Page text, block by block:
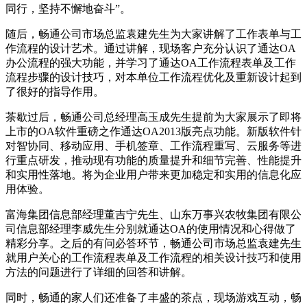
同行，坚持不懈地奋斗”。
随后，畅通公司市场总监袁建先生为大家讲解了工作表单与工
作流程的设计艺术。通过讲解，现场客户充分认识了通达OA
办公流程的强大功能，并学习了通达OA工作流程表单及工作
流程步骤的设计技巧，对本单位工作流程优化及重新设计起到
了很好的指导作用。
茶歇过后，畅通公司总经理高玉成先生提前为大家展示了即将
上市的OA软件重磅之作通达OA2013版亮点功能。新版软件针
对智协同、移动应用、手机签章、工作流程重写、云服务等进
行重点研发，推动现有功能的质量提升和细节完善、性能提升
和实用性落地。将为企业用户带来更加稳定和实用的信息化应
用体验。
富海集团信息部经理董吉宁先生、山东万事兴农牧集团有限公
司信息部经理李威先生分别就通达OA的使用情况和心得做了
精彩分享。之后的有问必答环节，畅通公司市场总监袁建先生
就用户关心的工作流程表单及工作流程的相关设计技巧和使用
方法的问题进行了详细的回答和讲解。
同时，畅通的家人们还准备了丰盛的茶点，现场游戏互动，畅